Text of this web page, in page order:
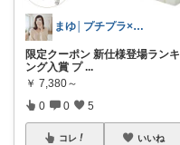
まゆ│プチプラ×ご褒美スイーツ
限定クーポン 新仕様登場ランキ
ング入賞 プ ...
￥ 7,380～
0 0 5
コレ いいね